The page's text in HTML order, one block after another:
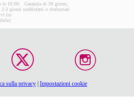
le 16:00:
2-3 giorni
(se
Garanzia di 30 giorni,
soddisfatti o rimborsati
sulla privacy | Impostazioni cookie